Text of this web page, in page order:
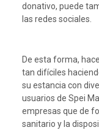
donativo, puede
las redes sociales.
De esta forma,
tan difíciles
su estancia con
usuarios de Spei
empresas que de
sanitario y la